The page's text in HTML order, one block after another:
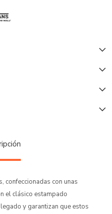
confeccionadas con unas
el clásico estampado
y garantizan que estos